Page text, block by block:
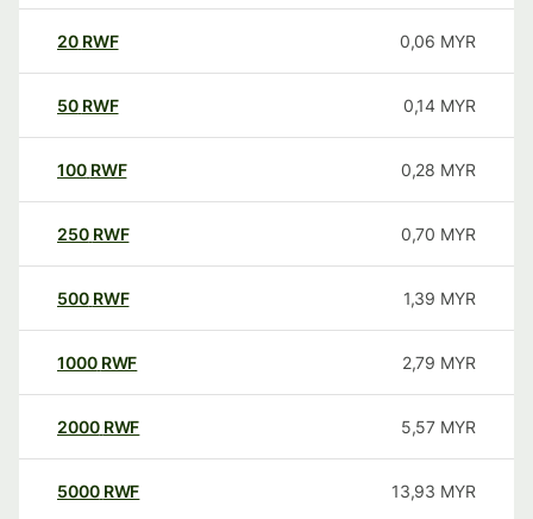
20 RWF 0,06 MYR
50 RWF 0,14 MYR
100 RWF 0,28 MYR
250 RWF 0,70 MYR
500 RWF 1,39 MYR
1000 RWF 2,79 MYR
2000 RWF 5,57 MYR
5000 RWF 13,93 MYR